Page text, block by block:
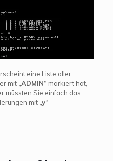
eine Liste aller
mit „ADMIN“ markiert hat,
müssten Sie einfach das
mit „y“